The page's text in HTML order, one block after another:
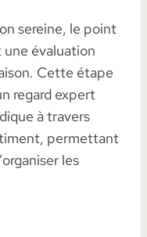
sereine, le point
évaluation
Cette étape
regard expert
à travers
permettant
les